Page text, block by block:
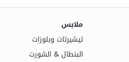
ملابس
تيشيرتات وبلوزات
البنطال & الشورت